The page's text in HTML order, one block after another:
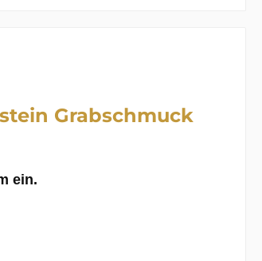
Grabschmuck
ein.